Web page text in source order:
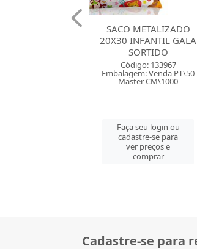
SACO METALIZADO
20X30 INFANTIL CROMUS
SUPERMAN
Código: 134769
Embalagem: Venda PT\40
Master CM\1000
Faça seu login ou
cadastre-se para
ver preços e
comprar
Cadastre-se para